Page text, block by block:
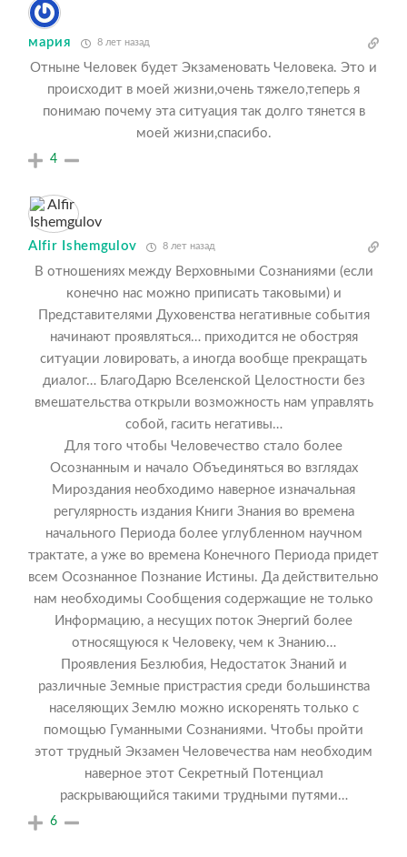
мария 8 лет назад
Отныне Человек будет Экзаменовать Человека. Это и
происходит в моей жизни,очень тяжело,теперь я
понимаю почему эта ситуация так долго тянется в
моей жизни,спасибо.
4
Alfir Ishemgulov 8 лет назад
В отношениях между Верховными Сознаниями (если
конечно нас можно приписать таковыми) и
Представителями Духовенства негативные события
начинают проявляться… приходится не обостряя
ситуации ловировать, а иногда вообще прекращать
диалог… БлагоДарю Вселенской Целостности без
вмешательства открыли возможность нам управлять
собой, гасить негативы…
Для того чтобы Человечество стало более
Осознанным и начало Объединяться во взглядах
Мироздания необходимо наверное изначальная
регулярность издания Книги Знания во времена
начального Периода более углубленном научном
трактате, а уже во времена Конечного Периода придет
всем Осознанное Познание Истины. Да действительно
нам необходимы Сообщения содержащие не только
Информацию, а несущих поток Энергий более
относящуюся к Человеку, чем к Знанию…
Проявления Безлюбия, Недостаток Знаний и
различные Земные пристрастия среди большинства
населяющих Землю можно искоренять только с
помощью Гуманными Сознаниями. Чтобы пройти
этот трудный Экзамен Человечества нам необходим
наверное этот Секретный Потенциал
раскрывающийся такими трудными путями…
6